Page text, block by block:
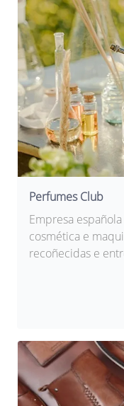
Perfumes Club
Empresa
cosmética e
recoñecidas e